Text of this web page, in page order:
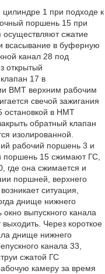
1 при подходе к
поршень 15 при
сжатие
всасывание в буферную
канал 28 под
открытый
17 в
ВМТ верхним рабочим
свечой зажигания
остановкой в НМТ
обратный клапан
изолированной.
рабочий поршень 3 и
15 сжимают ГС,
где она сжимается и
поршней, верхнего
ситуация,
днище нижнего
выпускного канала
Через короткое
днище нижнего
канала 33,
сжатой ГС
камеру за время